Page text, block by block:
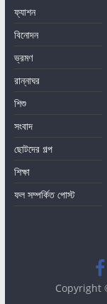
ফ্যাশন
বিনোদন
ভ্রমণ
রান্নাঘর
শিশু
সংবাদ
ছোটদের গল্প
শিক্ষা
ফল সম্পর্কিত পোস্ট
Copyright